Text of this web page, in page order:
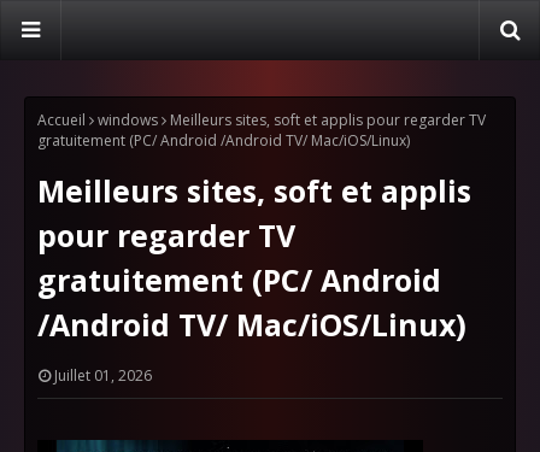
Accueil windows
Meilleurs sites, soft et applis pour regarder TV
gratuitement (PC/ Android /Android TV/ Mac/iOS/Linux)
Meilleurs sites, soft et applis
pour regarder TV
gratuitement (PC/ Android
/Android TV/ Mac/iOS/Linux)
Juillet 01, 2026